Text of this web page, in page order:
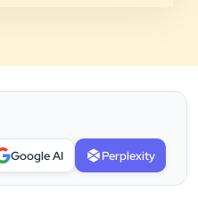
Google AI Perplexity